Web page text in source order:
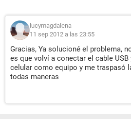
lucymagdalena
11 sep 2012 a las 23:55
Gracias, Ya solucioné el problema,
es que volví a conectar el cable USB
celular como equipo y me traspasó
todas maneras